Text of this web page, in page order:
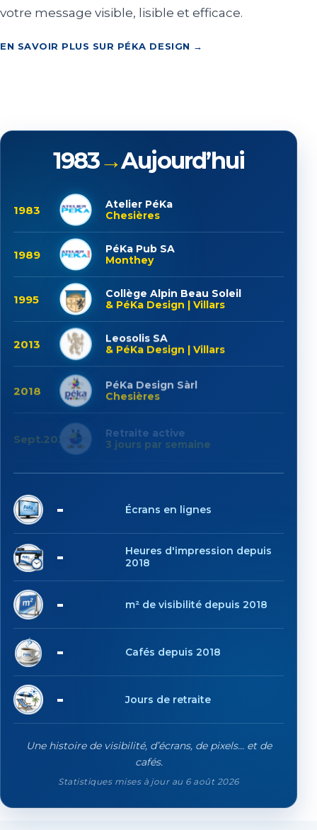
votre message visible, lisible et efficace.
EN SAVOIR PLUS SUR PÉKA DESIGN →
1983→Aujourd’hui
1983
Atelier PéKa
Chesières
1989
PéKa Pub SA
Monthey
1995
Collège Alpin Beau Soleil
& PéKa Design | Villars
2013
Leosolis SA
& PéKa Design | Villars
2018
PéKa Design Sàrl
Chesières
Sept.2025
Retraite active
3 jours par semaine
7 Écrans en lignes
1'078
Heures d'impression depuis
2018
6'569 m² de visibilité depuis 2018
20'647 Cafés depuis 2018
88 Jours de retraite
Une histoire de visibilité, d’écrans, de pixels… et de
cafés.
Statistiques mises à jour au 6 août 2026